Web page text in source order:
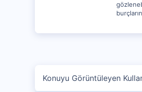
Konuyu Görüntüleyen